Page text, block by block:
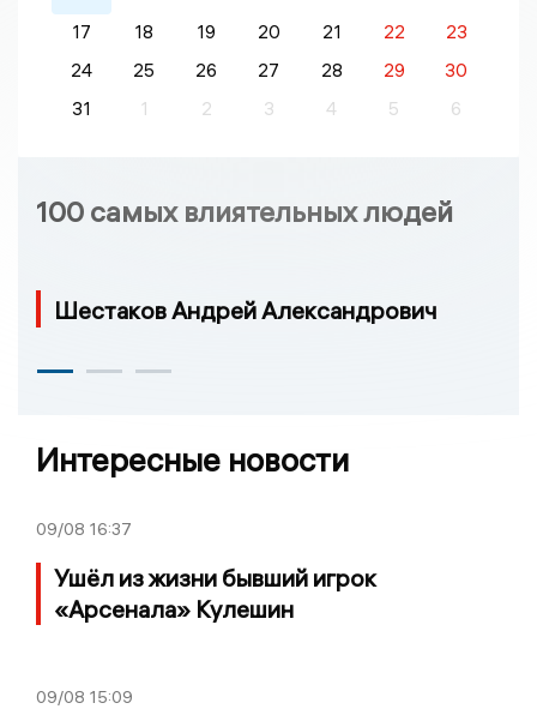
17
18 19 20 21 22
23
24
25 26 27 28 29
30
31
1 2 3 4 5 6
100 самых влиятельных людей
Шестаков Андрей Александрович
Интересные новости
09/08 16:37
Ушёл из жизни бывший игрок
«Арсенала» Кулешин
09/08 15:09